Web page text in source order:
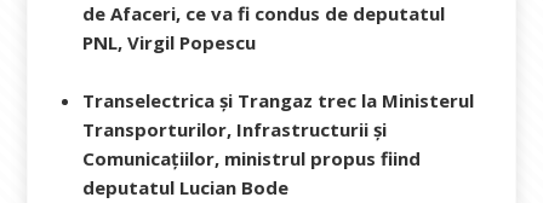
de Afaceri, ce va fi condus de deputatul
PNL, Virgil Popescu
Transelectrica și Trangaz trec la Ministerul
Transporturilor, Infrastructurii și
Comunicațiilor, ministrul propus fiind
deputatul Lucian Bode